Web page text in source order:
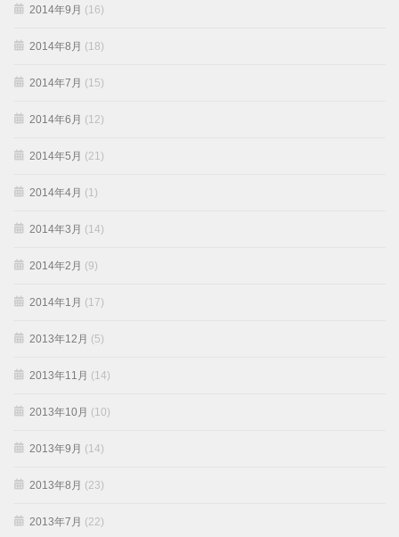
2014年9月 (16)
2014年8月 (18)
2014年7月 (15)
2014年6月 (12)
2014年5月 (21)
2014年4月 (1)
2014年3月 (14)
2014年2月 (9)
2014年1月 (17)
2013年12月 (5)
2013年11月 (14)
2013年10月 (10)
2013年9月 (14)
2013年8月 (23)
2013年7月 (22)